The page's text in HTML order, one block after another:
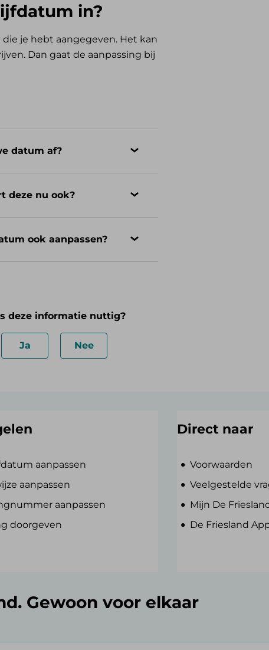
in?
je hebt aangegeven. Het kan
Dan gaat de aanpassing bij
datum af?
deze nu ook?
ook aanpassen?
deze informatie nuttig?
Ja Nee
aanpassen
aanpassen
aanpassen
doorgeven
Direct naar
Voorwaarden
Veelgestelde
Mijn De
De Friesland
Gewoon voor elkaar